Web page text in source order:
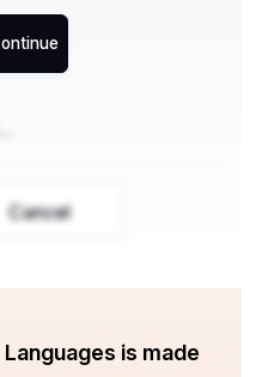
Cancel
is made